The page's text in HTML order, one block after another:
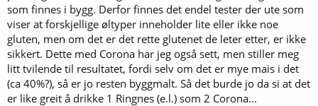
som finnes i bygg. Derfor finnes det endel tester der ute som
viser at forskjellige øltyper inneholder lite eller ikke noe
gluten, men om det er det rette glutenet de leter etter, er ikke
sikkert. Dette med Corona har jeg også sett, men stiller meg
litt tvilende til resultatet, fordi selv om det er mye mais i det
(ca 40%?), så er jo resten byggmalt. Så det burde jo da si at det
er like greit å drikke 1 Ringnes (e.l.) som 2 Corona...